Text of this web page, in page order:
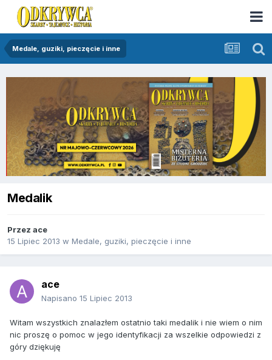
Medale, guziki, pieczęcie i inne
Medalik
Przez ace
15 Lipiec 2013 w Medale, guziki, pieczęcie i inne
ace
Napisano 15 Lipiec 2013
Witam wszystkich znalazłem ostatnio taki medalik i nie wiem o nim
nic proszę o pomoc w jego identyfikacji za wszelkie odpowiedzi z
góry dziękuję